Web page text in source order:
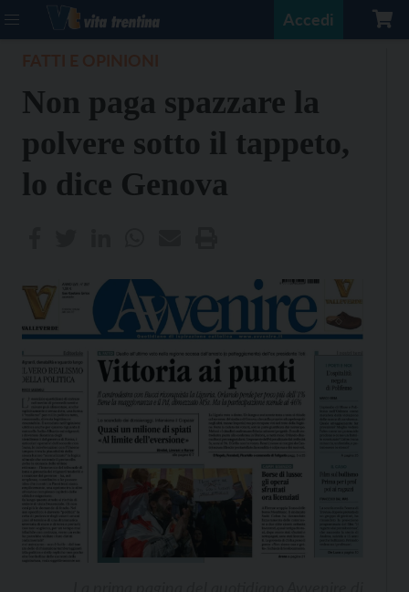
Accedi
Non paga spazzare la
polvere sotto il tappeto,
lo dice Genova